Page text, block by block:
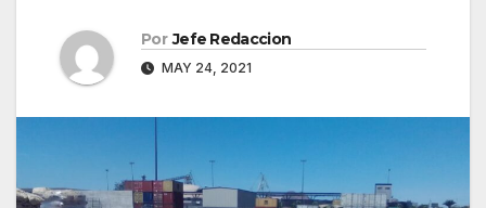
Por Jefe Redaccion
MAY 24, 2021